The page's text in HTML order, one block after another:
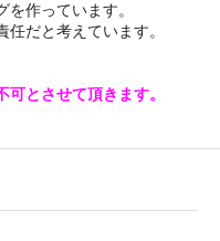
作っています。
だと考えています。
とさせて頂きます。